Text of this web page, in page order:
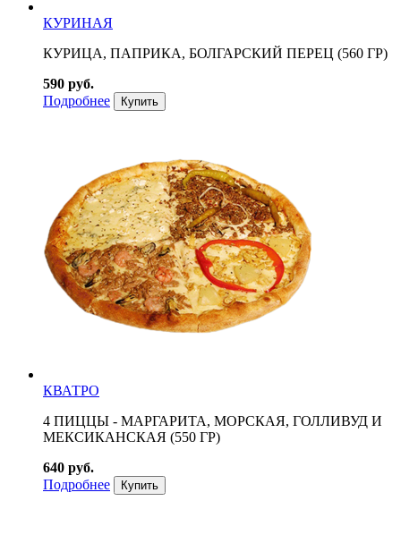
КУРИНАЯ
КУРИЦА, ПАПРИКА, БОЛГАРСКИЙ ПЕРЕЦ (560 ГР)
590 руб.
Подробнее
Купить
КВАТРО
4 ПИЦЦЫ - МАРГАРИТА, МОРСКАЯ, ГОЛЛИВУД И
МЕКСИКАНСКАЯ (550 ГР)
640 руб.
Подробнее
Купить